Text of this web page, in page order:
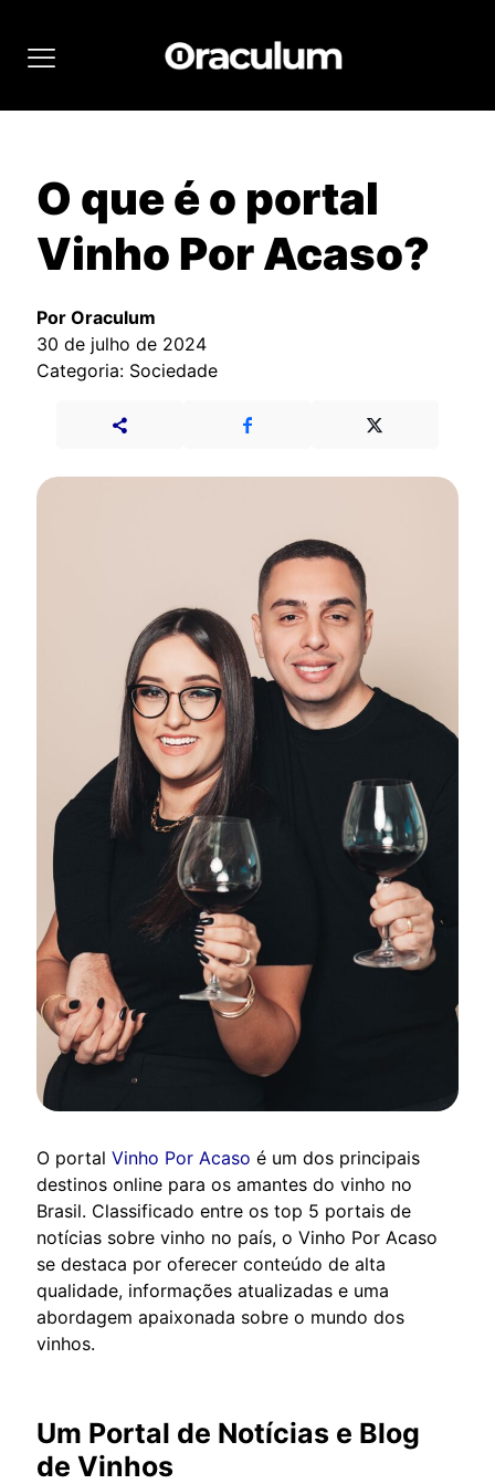
O que é o portal
Vinho Por Acaso?
Por Oraculum
30 de julho de 2024
Categoria: Sociedade
O portal Vinho Por Acaso é um dos principais
destinos online para os amantes do vinho no
Brasil. Classificado entre os top 5 portais de
notícias sobre vinho no país, o Vinho Por Acaso
se destaca por oferecer conteúdo de alta
qualidade, informações atualizadas e uma
abordagem apaixonada sobre o mundo dos
vinhos.
Um Portal de Notícias e Blog
de Vinhos